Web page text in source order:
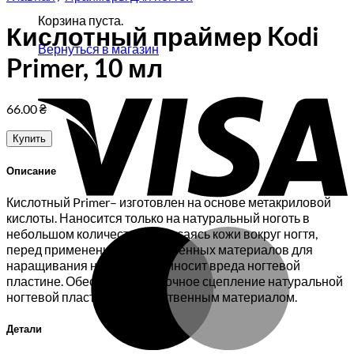
Корзина пуста.
Вернуться в магазин
Кислотный праймер Kodi
Primer, 10 мл
66.00₴
Купить
Описание
Кислотный Primer– изготовлен на основе метакриловой
кислоты. Наносится только на натуральный ноготь в
небольшом количестве, не касаясь кожи вокруг ногтя,
перед применением искусственных материалов для
наращивания ногтей. Не приносит вреда ногтевой
пластине. Обеспечивает прочное сцепление натуральной
ногтевой пластины с искусственным материалом.
Детали